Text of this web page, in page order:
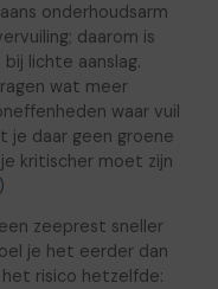
onderhoudsarm
daarom is
lichte aanslag.
wat meer
waar vuil
je daar geen groene
kritischer moet zijn
)
zeeprest sneller
je het eerder dan
risico hetzelfde: